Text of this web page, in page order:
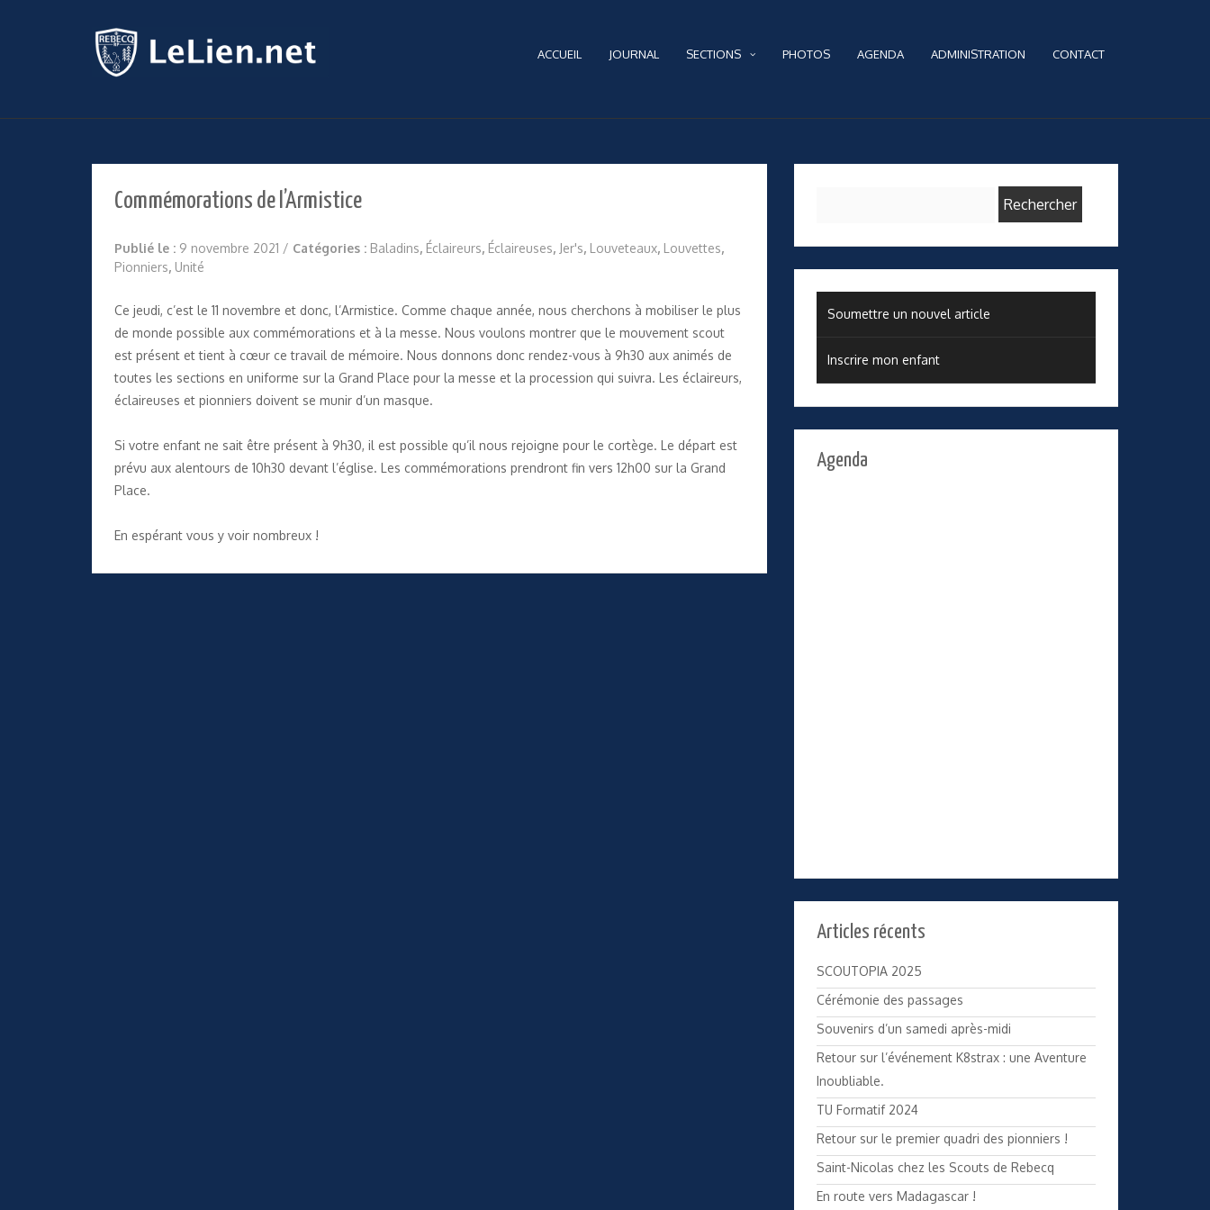
ACCUEIL JOURNAL SECTIONS PHOTOS AGENDA ADMINISTRATION CONTACT
Commémorations de l’Armistice
Publié le : 9 novembre 2021 / Catégories : Baladins, Éclaireurs, Éclaireuses, Jer's, Louveteaux, Louvettes,
Pionniers, Unité
Ce jeudi, c’est le 11 novembre et donc, l’Armistice. Comme chaque année, nous cherchons à mobiliser le plus
de monde possible aux commémorations et à la messe. Nous voulons montrer que le mouvement scout
est présent et tient à cœur ce travail de mémoire. Nous donnons donc rendez-vous à 9h30 aux animés de
toutes les sections en uniforme sur la Grand Place pour la messe et la procession qui suivra. Les éclaireurs,
éclaireuses et pionniers doivent se munir d’un masque.
Si votre enfant ne sait être présent à 9h30, il est possible qu’il nous rejoigne pour le cortège. Le départ est
prévu aux alentours de 10h30 devant l’église. Les commémorations prendront fin vers 12h00 sur la Grand
Place.
En espérant vous y voir nombreux !
Soumettre un nouvel article
Inscrire mon enfant
Agenda
Articles récents
SCOUTOPIA 2025
Cérémonie des passages
Souvenirs d’un samedi après-midi
Retour sur l’événement K8strax : une Aventure
Inoubliable.
TU Formatif 2024
Retour sur le premier quadri des pionniers !
Saint-Nicolas chez les Scouts de Rebecq
En route vers Madagascar !